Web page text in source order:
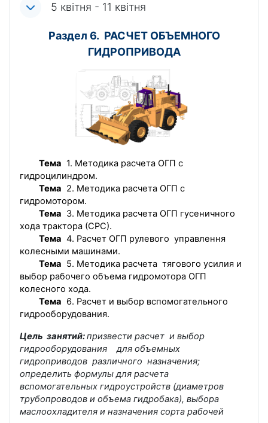
5 квітня - 11 квітня
Раздел 6. РАСЧЕТ ОБЪЕМНОГО
ГИДРОПРИВОДА
Тема 1. Методика расчета ОГП с
гидроцилиндром.
Тема 2. Методика расчета ОГП с
гидромотором.
Тема 3. Методика расчета ОГП гусеничного
хода трактора (СРС).
Тема 4. Расчет ОГП рулевого управлення
колесными машинами.
Тема 5. Методика расчета тягового усилия и
выбор рабочего объема гидромотора ОГП
колесного хода.
Тема 6. Расчет и выбор вспомогательного
гидрооборудования.
Цель занятий:призвести расчет и выбор
гидрооборудования для объемных
гидроприводов различного назначения;
определить формулы для расчета
вспомогательных гидроустройств (диаметров
трубопроводов и объема гидробака), выбора
маслоохладителя и назначения сорта рабочей